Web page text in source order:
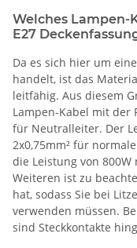
Welches
E27
Da es sich hier um
handelt, ist das
leitfähig. Aus diesem
Lampen-Kabel mit der
für Neutralleiter. Der
2x0,75mm² für
die Leistung von
Weiteren ist zu
hat, sodass Sie bei
verwenden müssen.
sind Steckkontakte